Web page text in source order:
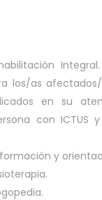
los/as
en su
con ICTUS
y